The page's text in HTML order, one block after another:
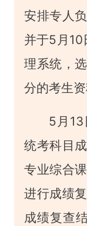
安排专人
并于5月10
理系统，
分的考生
5月
统考科目
专业综合
进行成绩
成绩复查